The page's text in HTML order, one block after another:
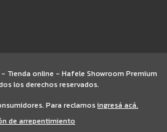
Tienda online - Hafele Showroom Premium
los derechos reservados.
Para reclamosingresá acá.
de arrepentimiento